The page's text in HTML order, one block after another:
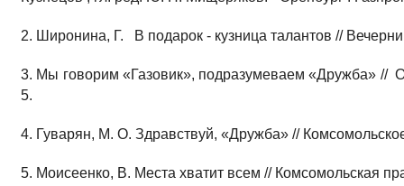
2. Широнина, Г. В подарок - кузница талантов //
3. Мы говорим «Газовик», подразумеваем «Дружба» //
5.
4. Гуварян, М. О. Здравствуй, «Дружба» //
5. Моисеенко, В. Места хватит всем // Комсомольская